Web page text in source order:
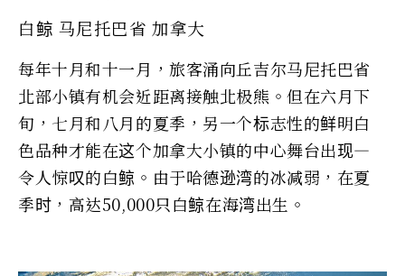
白鲸 马尼托巴省 加拿大
每年十月和十一月，旅客涌向丘吉尔马尼托巴省
北部小镇有机会近距离接触北极熊。但在六月下
旬，七月和八月的夏季，另一个标志性的鲜明白
色品种才能在这个加拿大小镇的中心舞台出现—
令人惊叹的白鲸。由于哈德逊湾的冰减弱，在夏
季时，高达50,000只白鲸在海湾出生。